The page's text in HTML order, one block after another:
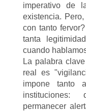
imperativo de
existencia.
con tanto
tanta
cuando
La palabra
real es
impone tanto
permanecer